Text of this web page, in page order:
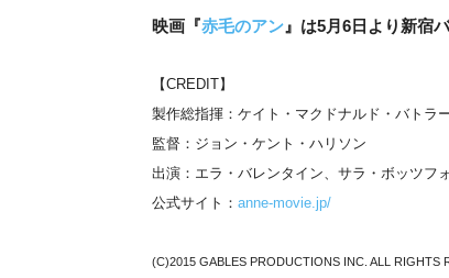
映画『赤毛のアン 』は5月6日より新宿
【CREDIT】
製作総指揮：ケイト・マクドナルド・バト
監督：ジョン・ケント・ハリソン
出演：エラ・バレンタイン、サラ・ボッツ
公式サイト： anne-movie.jp/
(C)2015 GABLES PRODUCTIONS INC. ALL RIGHTS